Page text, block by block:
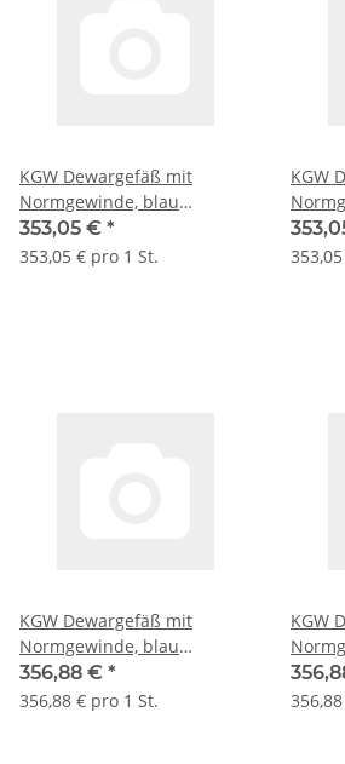
KGW Dewargefäß mit
Normgewinde, blau
beschichtete Alu-Hülle, Typ
GEW 00 I C, 100 ml, GL 32
353,05 € *
353,05 € pro 1 St.
KGW
GEW
KGW Dewargefäß mit
Normgewinde, blau
beschichtete Alu-Hülle, Typ
GEW 1 I C, 300 ml, GL 32
356,88 € *
356,88 € pro 1 St.
KGW
GEW